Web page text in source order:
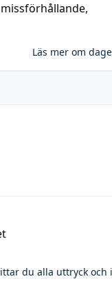
missförhållande,
Läs mer om
du alla uttryck och